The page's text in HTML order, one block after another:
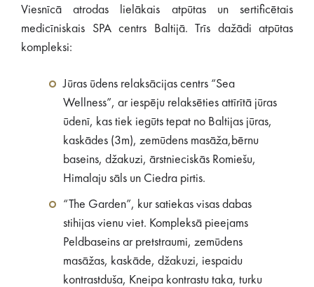
Viesnīcā atrodas lielākais atpūtas un sertificētais
medicīniskais SPA centrs Baltijā. Trīs dažādi atpūtas
kompleksi:
Jūras ūdens relaksācijas centrs “Sea
Wellness”, ar iespēju relaksēties attīrītā jūras
ūdenī, kas tiek iegūts tepat no Baltijas jūras,
kaskādes (3m), zemūdens masāža,bērnu
baseins, džakuzi, ārstnieciskās Romiešu,
Himalaju sāls un Ciedra pirtis.
“The Garden”, kur satiekas visas dabas
stihijas vienu viet. Kompleksā pieejams
Peldbaseins ar pretstraumi, zemūdens
masāžas, kaskāde, džakuzi, iespaidu
kontrastduša, Kneipa kontrastu taka, turku